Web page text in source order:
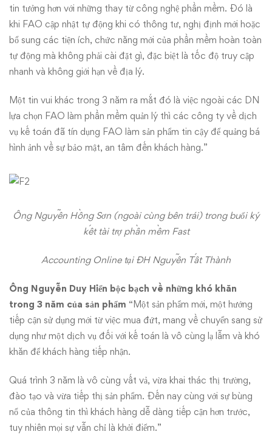
tin tưởng hơn với những thay từ công nghệ phần mềm. Đó là
khi FAO cập nhật tự động khi có thông tư, nghị định mới hoặc
bổ sung các tiện ích, chức năng mới của phần mềm hoàn toàn
tự động mà không phải cài đặt gì, đặc biệt là tốc độ truy cập
nhanh và không giới hạn về địa lý.
Một tin vui khác trong 3 năm ra mắt đó là việc ngoài các DN
lựa chọn FAO làm phần mềm quản lý thì các công ty về dịch
vụ kế toán đã tín dụng FAO làm sản phẩm tin cậy để quảng bá
hình ảnh về sự bảo mật, an tâm đến khách hàng.”
Ông Nguyễn Hồng Sơn (ngoài cùng bên trái) trong buổi ký
kết tài trợ phần mềm Fast
Accounting Online tại ĐH Nguyễn Tất Thành
Ông Nguyễn Duy Hiển bộc bạch về những khó khăn
trong 3 năm của sản phẩm “Một sản phẩm mới, một hướng
tiếp cận sử dụng mới từ việc mua đứt, mang về chuyển sang sử
dụng như một dịch vụ đối với kế toán là vô cùng lạ lẫm và khó
khăn để khách hàng tiếp nhận.
Quá trình 3 năm là vô cùng vất vả, vừa khai thác thị trường,
đào tạo và vừa tiếp thị sản phẩm. Đến nay cùng với sự bùng
nổ của thông tin thì khách hàng dễ dàng tiếp cận hơn trước,
tuy nhiên mọi sự vẫn chỉ là khởi điểm.”